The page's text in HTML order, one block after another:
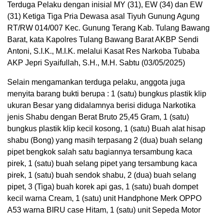
Terduga Pelaku dengan inisial MY (31), EW (34) dan EW
(31) Ketiga Tiga Pria Dewasa asal Tiyuh Gunung Agung
RT/RW 014/007 Kec. Gunung Terang Kab. Tulang Bawang
Barat, kata Kapolres Tulang Bawang Barat AKBP Sendi
Antoni, S.I.K., M.I.K. melalui Kasat Res Narkoba Tubaba
AKP Jepri Syaifullah, S.H., M.H. Sabtu (03/05/2025)
Selain mengamankan terduga pelaku, anggota juga
menyita barang bukti berupa : 1 (satu) bungkus plastik klip
ukuran Besar yang didalamnya berisi diduga Narkotika
jenis Shabu dengan Berat Bruto 25,45 Gram, 1 (satu)
bungkus plastik klip kecil kosong, 1 (satu) Buah alat hisap
shabu (Bong) yang masih terpasang 2 (dua) buah selang
pipet bengkok salah satu bagiannya tersambung kaca
pirek, 1 (satu) buah selang pipet yang tersambung kaca
pirek, 1 (satu) buah sendok shabu, 2 (dua) buah selang
pipet, 3 (Tiga) buah korek api gas, 1 (satu) buah dompet
kecil warna Cream, 1 (satu) unit Handphone Merk OPPO
A53 warna BIRU case Hitam, 1 (satu) unit Sepeda Motor